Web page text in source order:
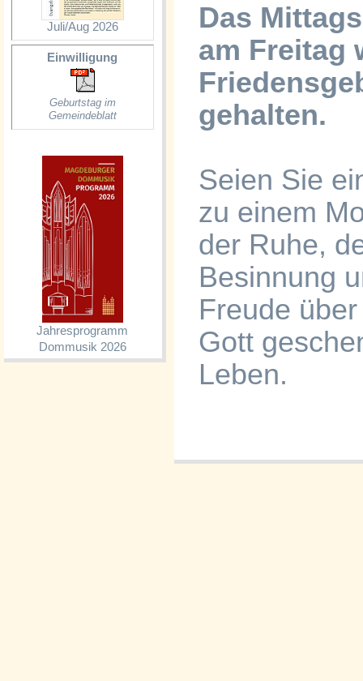
Juli/Aug 2026
Einwilligung
Geburtstag im
Gemeindeblatt
Jahresprogramm
Dommusik 2026
Das
am Freitag
gehalten.
Seien Sie
zu einem
der Ruhe,
Besinnung
Freude
Gott
Leben.